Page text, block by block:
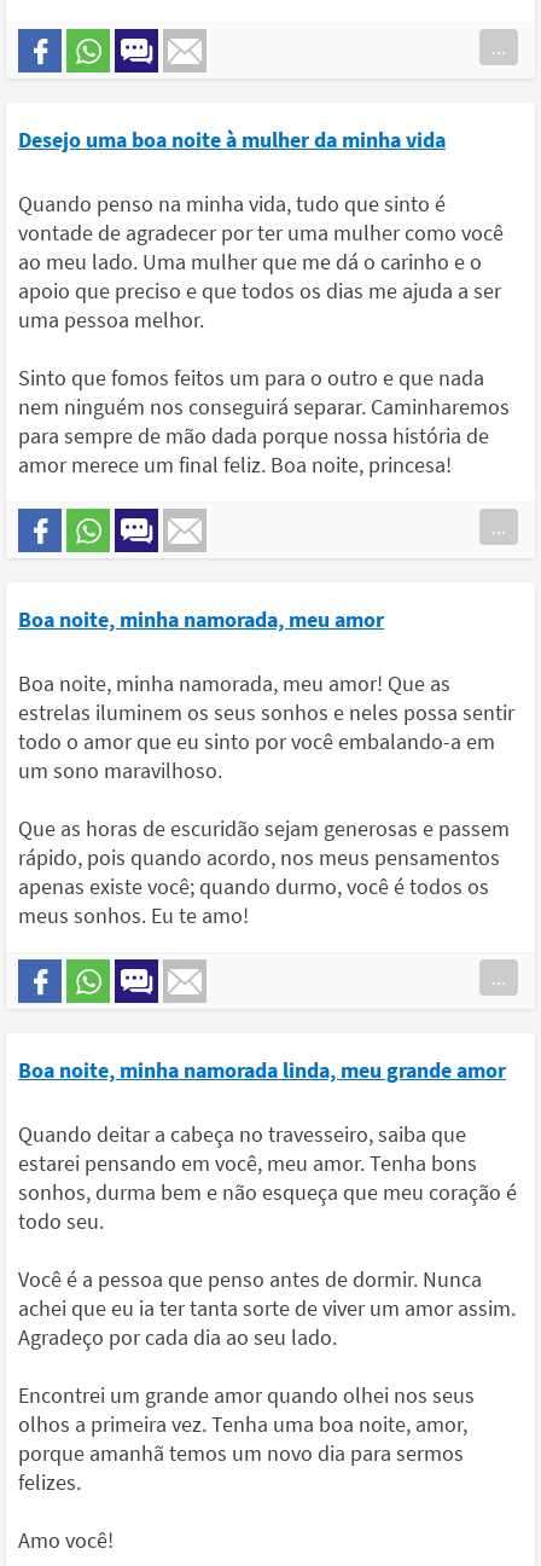
...
Desejo uma boa noite à mulher da minha vida
Quando penso na minha vida, tudo que sinto é
vontade de agradecer por ter uma mulher como você
ao meu lado. Uma mulher que me dá o carinho e o
apoio que preciso e que todos os dias me ajuda a ser
uma pessoa melhor.
Sinto que fomos feitos um para o outro e que nada
nem ninguém nos conseguirá separar. Caminharemos
para sempre de mão dada porque nossa história de
amor merece um final feliz. Boa noite, princesa!
...
Boa noite, minha namorada, meu amor
Boa noite, minha namorada, meu amor! Que as
estrelas iluminem os seus sonhos e neles possa sentir
todo o amor que eu sinto por você embalando-a em
um sono maravilhoso.
Que as horas de escuridão sejam generosas e passem
rápido, pois quando acordo, nos meus pensamentos
apenas existe você; quando durmo, você é todos os
meus sonhos. Eu te amo!
...
Boa noite, minha namorada linda, meu grande amor
Quando deitar a cabeça no travesseiro, saiba que
estarei pensando em você, meu amor. Tenha bons
sonhos, durma bem e não esqueça que meu coração é
todo seu.
Você é a pessoa que penso antes de dormir. Nunca
achei que eu ia ter tanta sorte de viver um amor assim.
Agradeço por cada dia ao seu lado.
Encontrei um grande amor quando olhei nos seus
olhos a primeira vez. Tenha uma boa noite, amor,
porque amanhã temos um novo dia para sermos
felizes.
Amo você!